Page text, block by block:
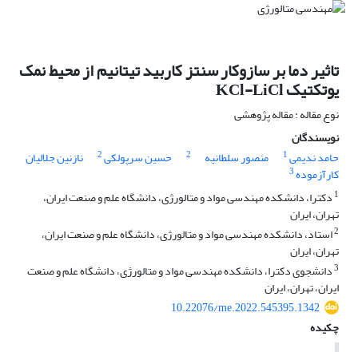
تاثیر دما بر سازوکار سنتز کاربید تیتانیم از محیط نمک
یوتکتیک KCl-LiCl
نوع مقاله : مقاله پژوهشی
نویسندگان
حامد ندیمی1 منصور سلطانیه 2 حسین سرپولکی2 نازنین جلالیان
کارآزموده3
1 دکترا، دانشکده مهندسی مواد و متالورژی، دانشگاه علم و صنعت ایران،
تهران، ایران
2استاد، دانشکده مهندسی مواد و متالورژی، دانشگاه علم و صنعت ایران،
تهران، ایران
3دانشجوی دکترا، دانشکده مهندسی مواد و متالورژی، دانشگاه علم و صنعت
ایران، تهران، ایران
10.22076/me.2022.545395.1342
چکیده